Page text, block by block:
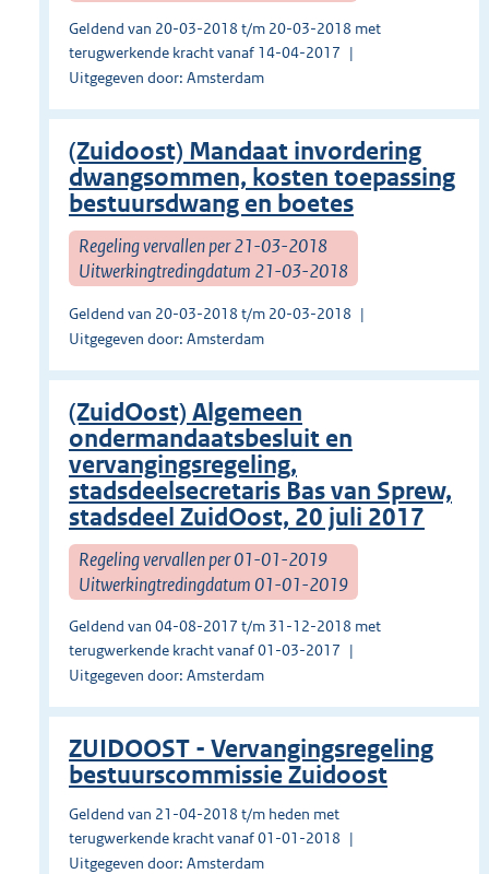
Geldend van 20-03-2018 t/m 20-03-2018 met
terugwerkende kracht vanaf 14-04-2017
Uitgegeven door: Amsterdam
(Zuidoost) Mandaat invordering
dwangsommen, kosten toepassing
bestuursdwang en boetes
Regeling vervallen per 21-03-2018
Uitwerkingtredingdatum 21-03-2018
Geldend van 20-03-2018 t/m 20-03-2018
Uitgegeven door: Amsterdam
(ZuidOost) Algemeen
ondermandaatsbesluit en
vervangingsregeling,
stadsdeelsecretaris Bas van Sprew,
stadsdeel ZuidOost, 20 juli 2017
Regeling vervallen per 01-01-2019
Uitwerkingtredingdatum 01-01-2019
Geldend van 04-08-2017 t/m 31-12-2018 met
terugwerkende kracht vanaf 01-03-2017
Uitgegeven door: Amsterdam
ZUIDOOST - Vervangingsregeling
bestuurscommissie Zuidoost
Geldend van 21-04-2018 t/m heden met
terugwerkende kracht vanaf 01-01-2018
Uitgegeven door: Amsterdam